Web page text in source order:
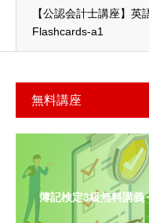
【公認会計士講座】英
Flashcards-a1
無料講座
簿記検定3級無料講義